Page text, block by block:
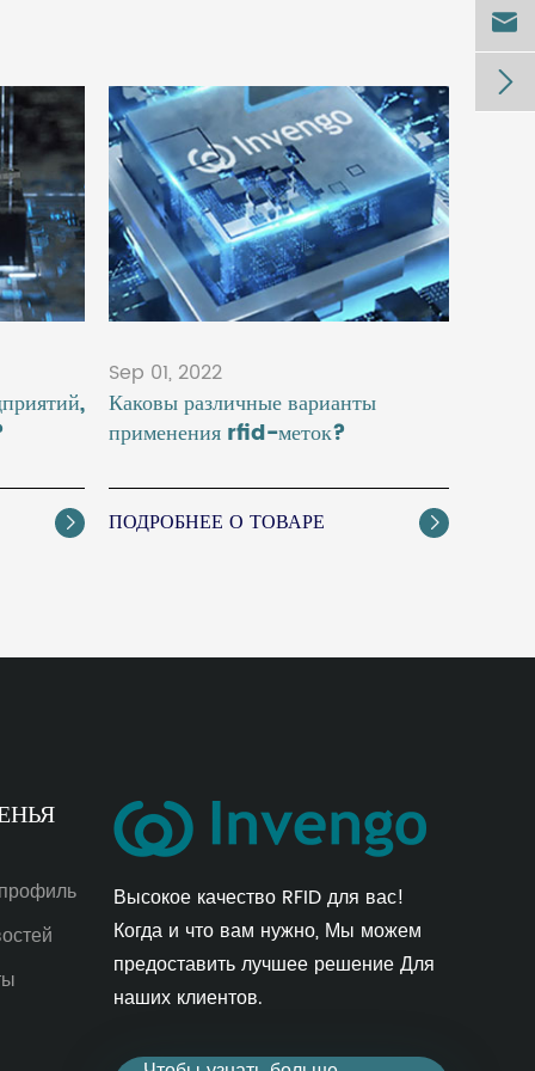

Sep 01, 2022
Каковы различные варианты
применения rfid-меток?
ПОДРОБНЕЕ О ТОВАРЕ 
Высокое качество RFID для вас!
Когда и что вам нужно, Мы можем
предоставить лучшее решение Для
наших клиентов.

